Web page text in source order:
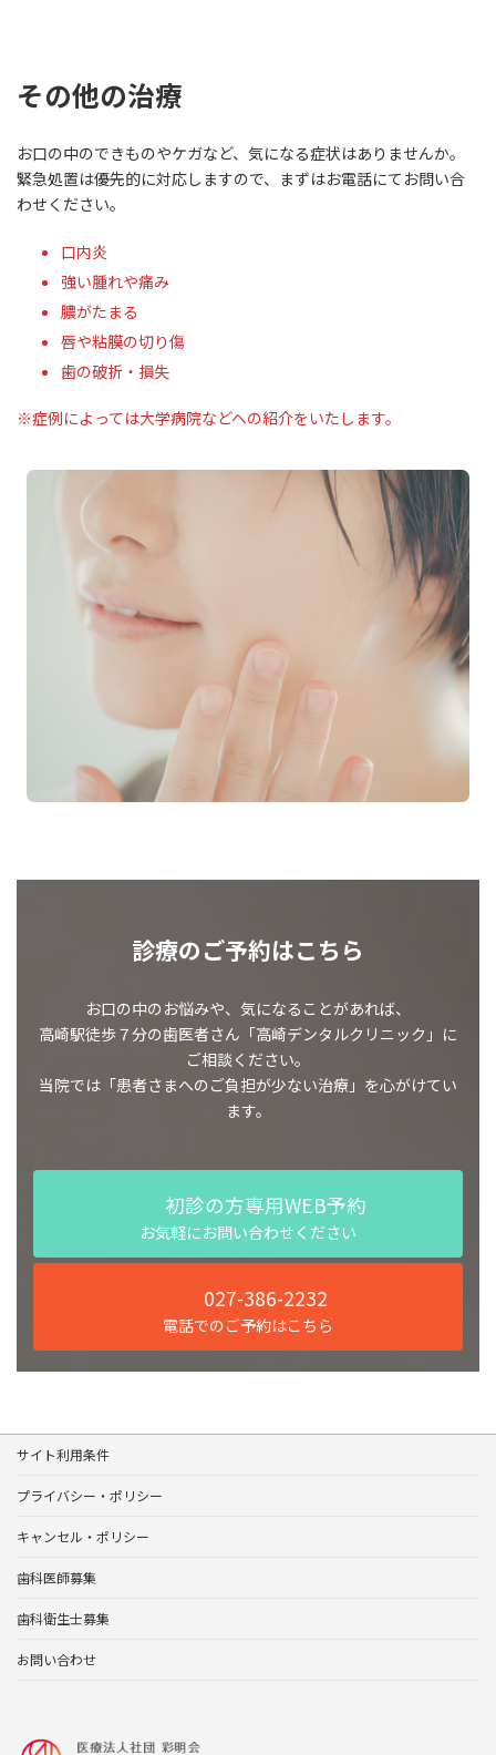
その他の治療
お口の中のできものやケガなど、気になる症状はありませんか。
緊急処置は優先的に対応しますので、まずはお電話にてお問い合
わせください。
口内炎
強い腫れや痛み
膿がたまる
唇や粘膜の切り傷
歯の破折・損失
※症例によっては大学病院などへの紹介をいたします。
診療のご予約はこちら
お口の中のお悩みや、気になることがあれば、
高崎駅徒歩７分の歯医者さん「高崎デンタルクリニック」に
ご相談ください。
当院では「患者さまへのご負担が少ない治療」を心がけてい
ます。
初診の方専用WEB予約
お気軽にお問い合わせください
027-386-2232
電話でのご予約はこちら
サイト利用条件
プライバシー・ポリシー
キャンセル・ポリシー
歯科医師募集
歯科衛生士募集
お問い合わせ